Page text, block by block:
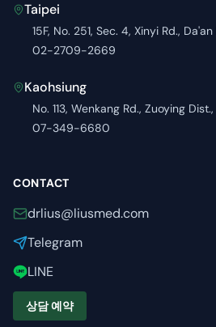
Taipei
15F, No. 251, Sec. 4, Xinyi Rd.,
02-2709-2669
Kaohsiung
No. 113, Wenkang Rd., Zuoying
07-349-6680
CONTACT
drlius@liusmed.com
Telegram
LINE
상담 예약